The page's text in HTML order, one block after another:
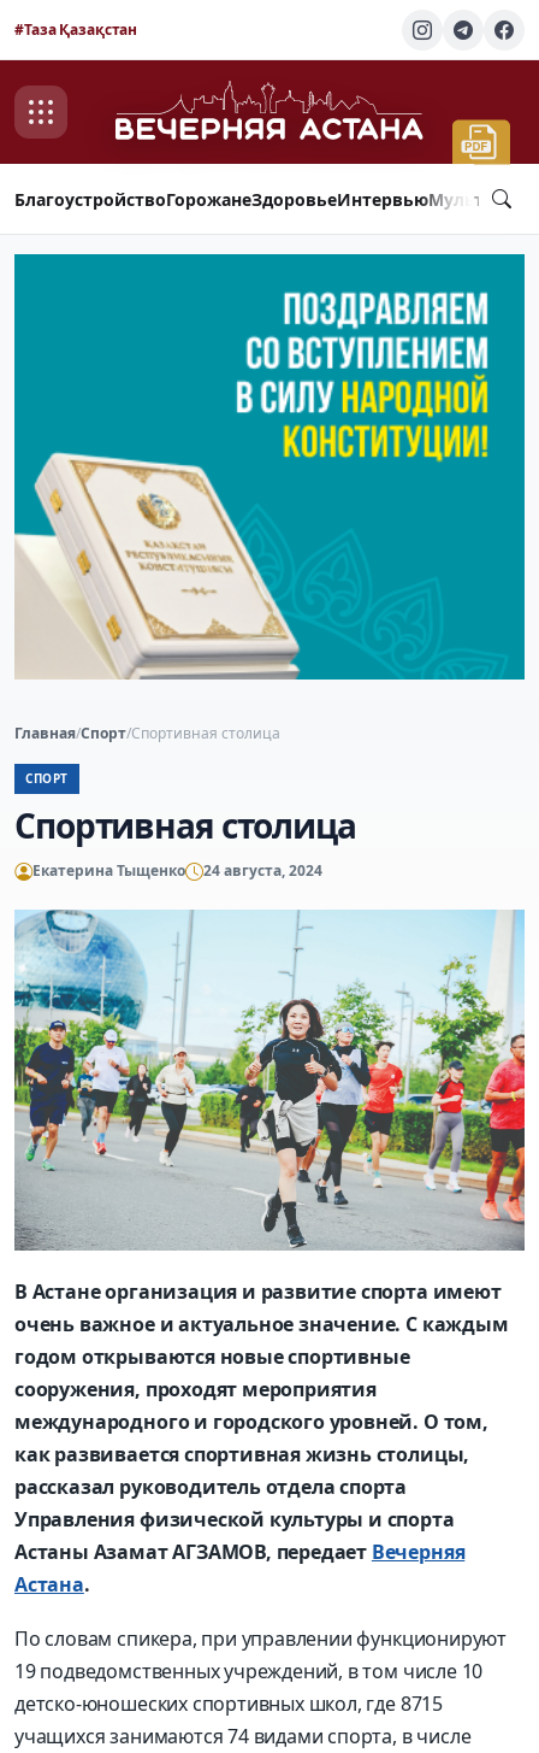
#Таза Қазақстан
БлагоустройствоГорожанеЗдоровьеИнтервью
Главная/Спорт/Спортивная столица
СПОРТ
Спортивная столица
Екатерина Тыщенко 24 августа, 2024
В Астане организация и развитие спорта имеют
очень важное и актуальное значение. С каждым
годом открываются новые спортивные
сооружения, проходят мероприятия
международного и городского уровней. О том,
как развивается спортивная жизнь столицы,
рассказал руководитель отдела спорта
Управления физической культуры и спорта
Астаны Азамат АГЗАМОВ, передает Вечерняя
Астана.
По словам спикера, при управлении функционируют
19 подведомственных учреждений, в том числе 10
детско-юношеских спортивных школ, где 8715
учащихся занимаются 74 видами спорта, в числе